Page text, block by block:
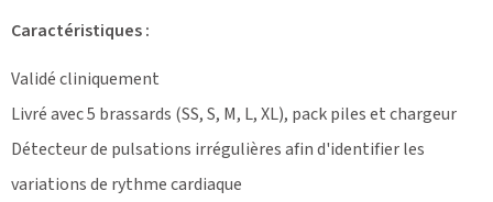
Caractéristiques :
Validé cliniquement
Livré avec 5 brassards (SS, S, M, L, XL), pack piles et chargeur
Détecteur de pulsations irrégulières afin d'identifier les
variations de rythme cardiaque